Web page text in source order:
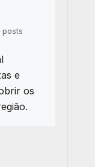
posts
e
os